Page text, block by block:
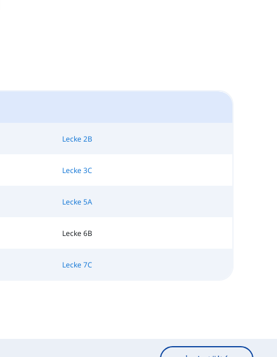
Lecke 2B
Lecke 3C
Lecke 5A
Lecke 6B
Lecke 7C